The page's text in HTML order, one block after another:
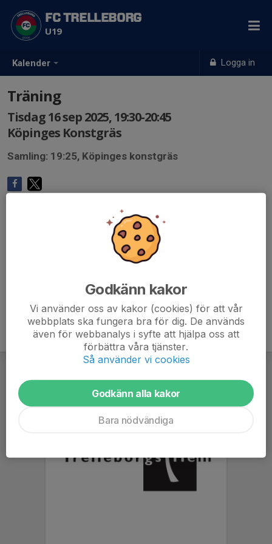
Kalender Logga in
FC TRELLEBORG
U19
Träning
Tisdag 16 sep 2025, 19:30-20:45
Köpinges Konstgräs
Samling: 19:25, Köpinges konstgräs
Godkänn kakor
Vi använder oss av kakor (cookies) för att vår
webbplats ska fungera bra för dig. De används
även för webbanalys i syfte att hjälpa oss att
förbättra våra tjänster.
Så använder vi cookies
Godkänn alla kakor
Bara nödvändiga